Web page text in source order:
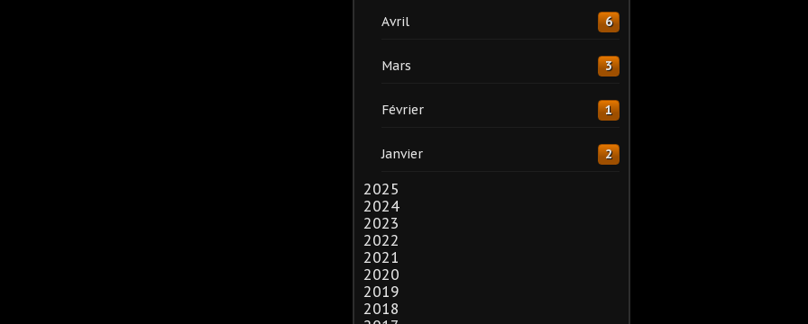
Avril 6
Mars 3
Février 1
Janvier 2
2025
2024
2023
2022
2021
2020
2019
2018